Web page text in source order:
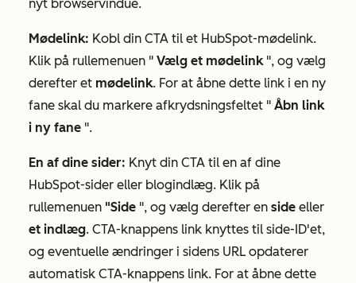
nyt browservindue.
Mødelink: Kobl din CTA til et HubSpot-mødelink.
Klik på rullemenuen " Vælg et mødelink", og vælg
derefter et mødelink. For at åbne dette link i en ny
fane skal du markere afkrydsningsfeltet " Åbn link
i ny fane ".
En af dine sider: Knyt din CTA til en af dine
HubSpot-sider eller blogindlæg. Klik på
rullemenuen "Side ", og vælg derefter en side eller
et indlæg. CTA-knappens link knyttes til side-ID'et,
og eventuelle ændringer i sidens URL opdaterer
automatisk CTA-knappens link. For at åbne dette